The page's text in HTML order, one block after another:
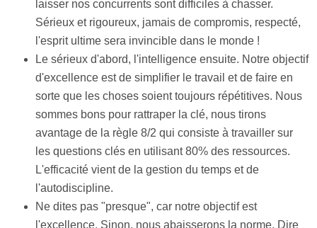
laisser nos concurrents sont difficiles à chasser.
Sérieux et rigoureux, jamais de compromis, respecté,
l'esprit ultime sera invincible dans le monde !
Le sérieux d'abord, l'intelligence ensuite. Notre objectif
d'excellence est de simplifier le travail et de faire en
sorte que les choses soient toujours répétitives. Nous
sommes bons pour rattraper la clé, nous tirons
avantage de la règle 8/2 qui consiste à travailler sur
les questions clés en utilisant 80% des ressources.
L'efficacité vient de la gestion du temps et de
l'autodiscipline.
Ne dites pas "presque", car notre objectif est
l'excellence. Sinon, nous abaisserons la norme. Dire